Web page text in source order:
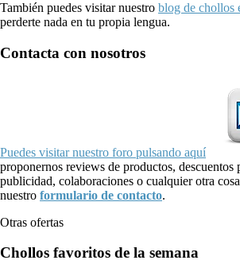
También puedes visitar nuestro blog de chollos
perderte nada en tu propia lengua.
Contacta con nosotros
Puedes visitar nuestro foro pulsando aquí
proponernos reviews de productos, descuentos
publicidad, colaboraciones o cualquier otra
nuestro formulario de contacto.
Otras ofertas
Chollos favoritos de la semana